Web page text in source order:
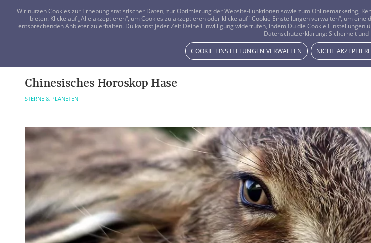
Chinesisches Horoskop Hase
STERNE & PLANETEN
Wir nutzen Cookies zur Erhebung statistischer Daten, zur Optimierung der Website-Funktionen sowie zum Onlinemarketing,
bieten. Klicke auf „Alle akzeptieren“, um Cookies zu akzeptieren oder klicke auf "Cookie Einstellungen verwalten“, um
entsprechenden Anbieter zu erhalten. Du kannst jeder Zeit Deine Einwilligung widerrufen, indem Du die Cookie
Datenschutzerklärung: Sicherheit und
COOKIE EINSTELLUNGEN VERWALTEN NICHT